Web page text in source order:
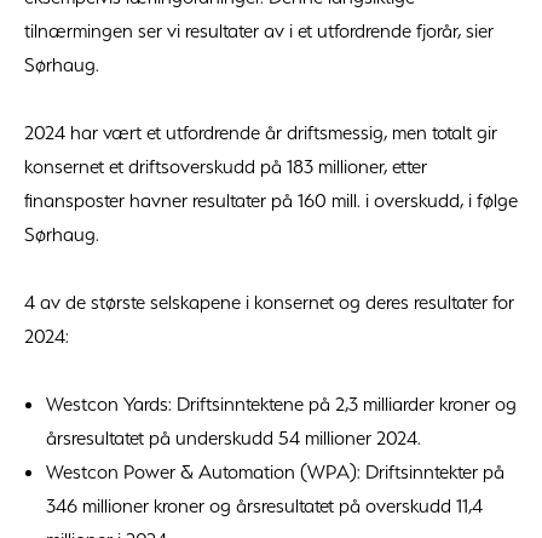
tilnærmingen ser vi resultater av i et utfordrende fjorår, sier
Sørhaug.
2024 har vært et utfordrende år driftsmessig, men totalt gir
konsernet et driftsoverskudd på 183 millioner, etter
finansposter havner resultater på 160 mill. i overskudd, i følge
Sørhaug.
4 av de største selskapene i konsernet og deres resultater for
2024:
Westcon Yards: Driftsinntektene på 2,3 milliarder kroner og
årsresultatet på underskudd 54 millioner 2024.
Westcon Power & Automation (WPA): Driftsinntekter på
346 millioner kroner og årsresultatet på overskudd 11,4